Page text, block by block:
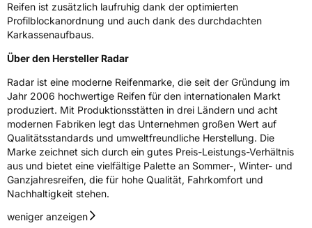
EU Label
Nasshaftung C
Rollgeräusch (Klasse)B
Rollgeräusch (dB)72
FahrzeugklasseC1
Reifen ist zusätzlich laufruhig dank der optimierten
Profilblockanordnung und auch dank des durchdachten
Karkassenaufbaus.
Über den Hersteller Radar
Radar ist eine moderne Reifenmarke, die seit der Gründung im
Jahr 2006 hochwertige Reifen für den internationalen Markt
produziert. Mit Produktionsstätten in drei Ländern und acht
modernen Fabriken legt das Unternehmen großen Wert auf
Qualitätsstandards und umweltfreundliche Herstellung. Die
Marke zeichnet sich durch ein gutes Preis-Leistungs-Verhältnis
aus und bietet eine vielfältige Palette an Sommer-, Winter- und
Ganzjahresreifen, die für hohe Qualität, Fahrkomfort und
Nachhaltigkeit stehen.
weniger anzeigen